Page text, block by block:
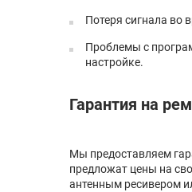
Потеря сигнала во
Проблемы с
настройке.
Гарантия на
Мы предоставляем
предложат цены на
антенным ресивером